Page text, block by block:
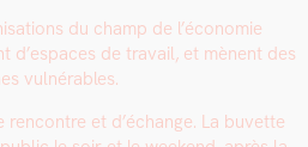
du champ de l’é­conomie
d’e­spaces de tra­vail, et mènent des
vul­nérables.
et d’échange. La buvette